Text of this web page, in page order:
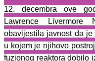
12. decembra ove
Lawrence Livermore
obavijestila javnost da je
u kojem je njihovo
fuzionog reaktora dobilo